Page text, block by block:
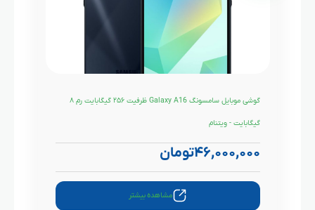
گوشی موبایل سامسونگ Galaxy A16 ظرفیت ۲۵۶ گیگابایت رم ۸
گیگابایت - ویتنام
۴۶,۰۰۰,۰۰۰تومان
مشاهده بیشتر